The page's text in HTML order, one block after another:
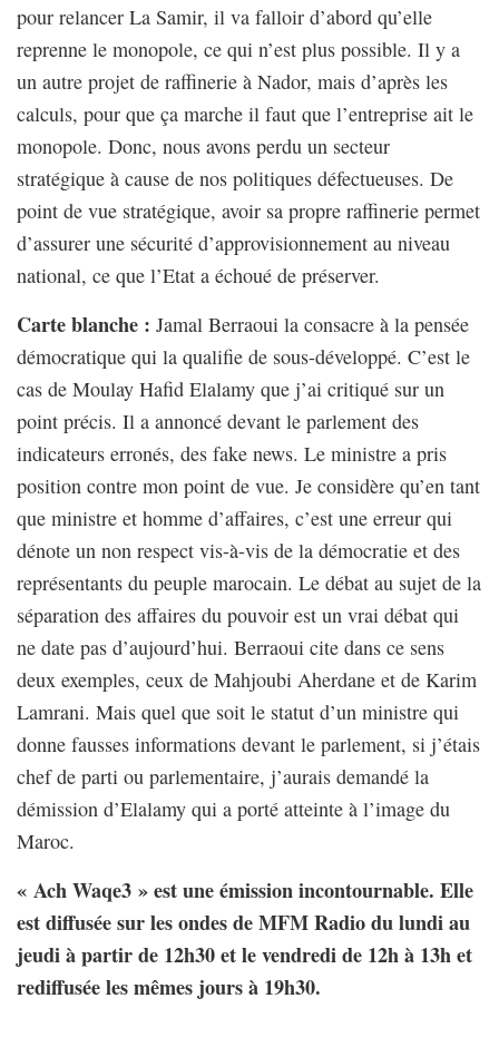
pour relancer La Samir, il va falloir d’abord qu’elle
reprenne le monopole, ce qui n’est plus possible. Il y a
un autre projet de raffinerie à Nador, mais d’après les
calculs, pour que ça marche il faut que l’entreprise ait le
monopole. Donc, nous avons perdu un secteur
stratégique à cause de nos politiques défectueuses. De
point de vue stratégique, avoir sa propre raffinerie permet
d’assurer une sécurité d’approvisionnement au niveau
national, ce que l’Etat a échoué de préserver.
Carte blanche : Jamal Berraoui la consacre à la pensée
démocratique qui la qualifie de sous-développé. C’est le
cas de Moulay Hafid Elalamy que j’ai critiqué sur un
point précis. Il a annoncé devant le parlement des
indicateurs erronés, des fake news. Le ministre a pris
position contre mon point de vue. Je considère qu’en tant
que ministre et homme d’affaires, c’est une erreur qui
dénote un non respect vis-à-vis de la démocratie et des
représentants du peuple marocain. Le débat au sujet de la
séparation des affaires du pouvoir est un vrai débat qui
ne date pas d’aujourd’hui. Berraoui cite dans ce sens
deux exemples, ceux de Mahjoubi Aherdane et de Karim
Lamrani. Mais quel que soit le statut d’un ministre qui
donne fausses informations devant le parlement, si j’étais
chef de parti ou parlementaire, j’aurais demandé la
démission d’Elalamy qui a porté atteinte à l’image du
Maroc.
« Ach Waqe3 » est une émission incontournable. Elle
est diffusée sur les ondes de MFM Radio du lundi au
jeudi à partir de 12h30 et le vendredi de 12h à 13h et
rediffusée les mêmes jours à 19h30.